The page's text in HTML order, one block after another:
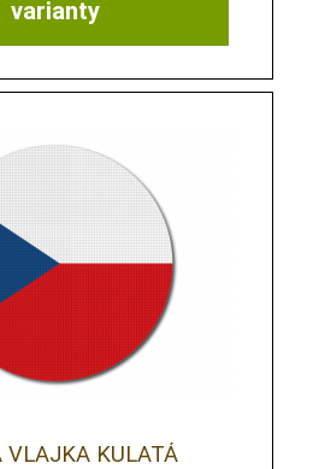
varianty
VLAJKA KULATÁ